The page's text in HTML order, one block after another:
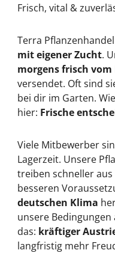
Frisch, vital &
Terra
mit eigener Zucht.
morgens frisch vom
versendet. Oft sind
bei dir im Garten.
hier: Frische
Viele Mitbewerber
Lagerzeit. Unsere
treiben schneller
besseren
deutschen Klima
unsere
das: kräftiger
langfristig mehr